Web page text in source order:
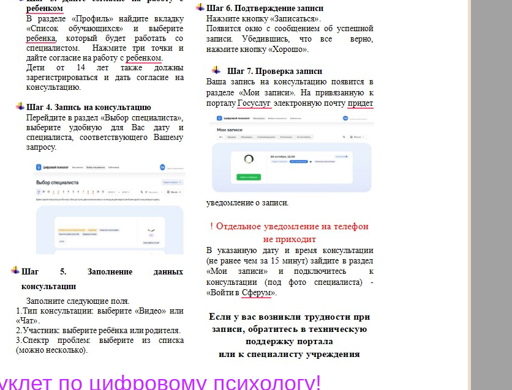
по цифровому психологу!